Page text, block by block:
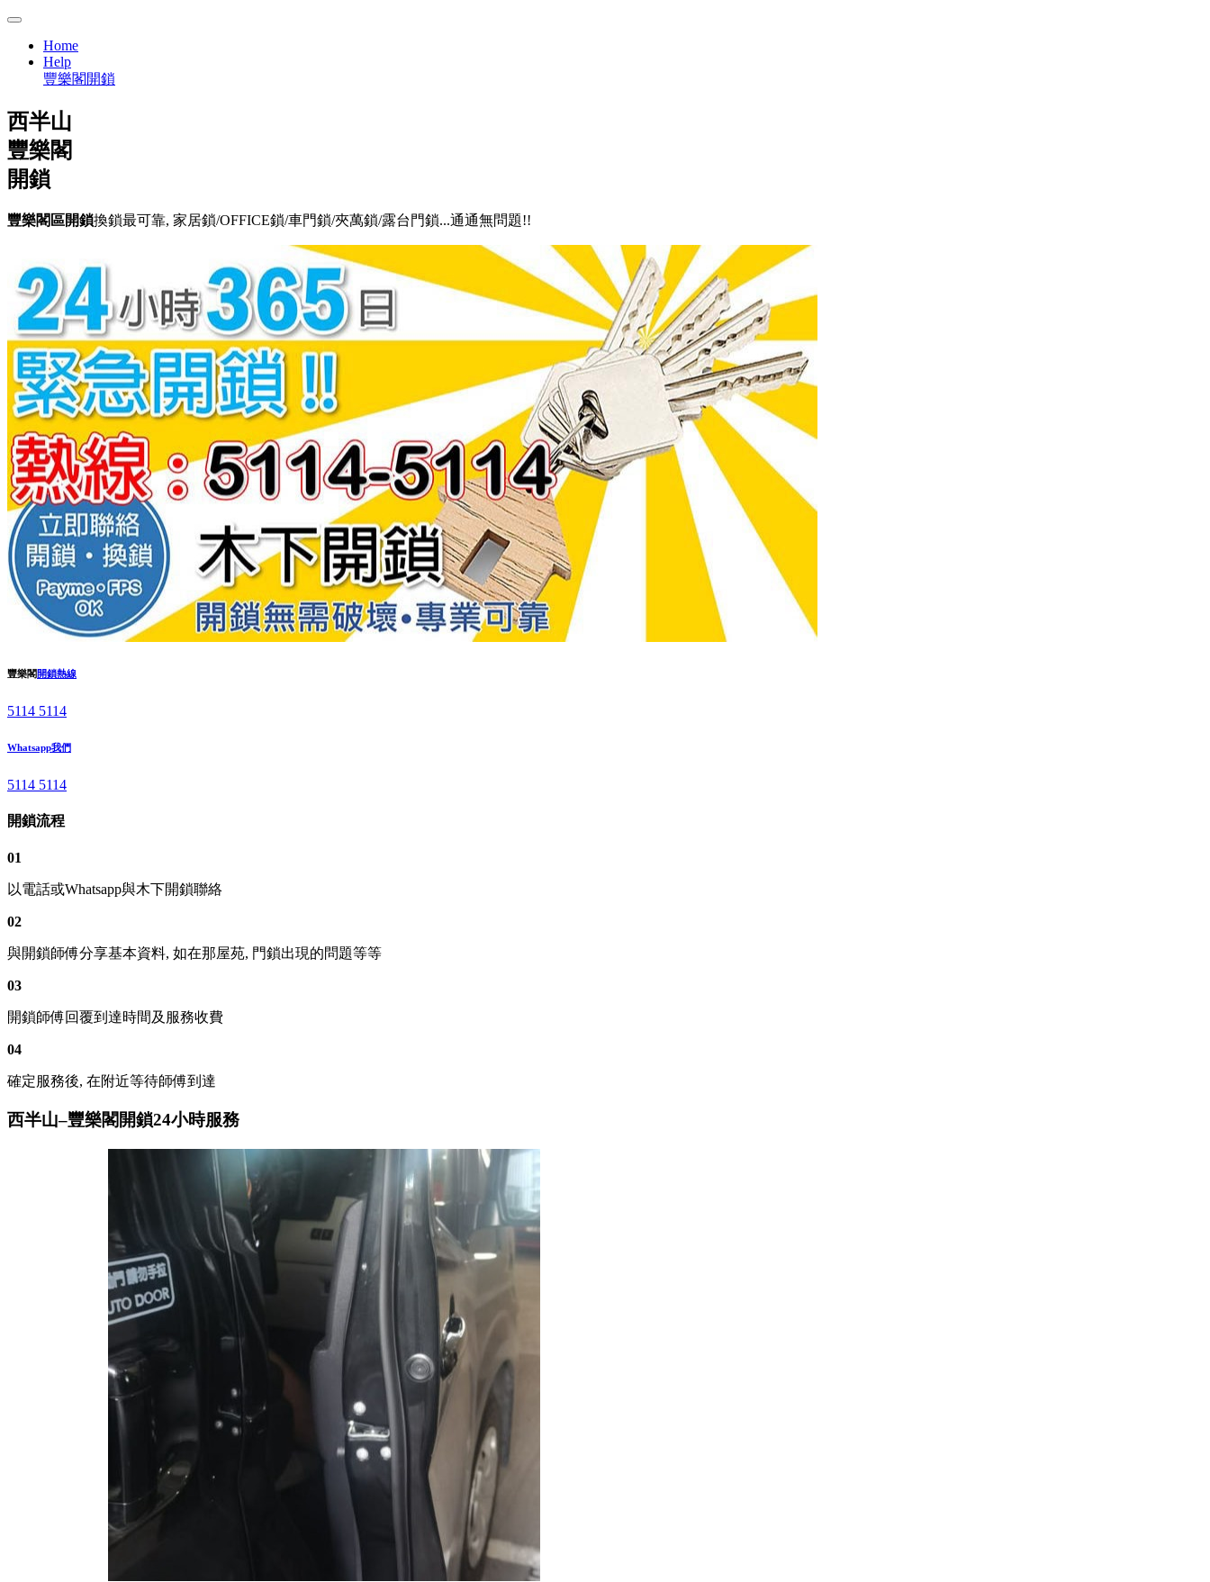
Home
Help
豐樂閣開鎖
西半山
豐樂閣
開鎖
豐樂閣區開鎖換鎖最可靠, 家居鎖/OFFICE鎖/車門鎖/夾萬鎖/露台門鎖...通通無問題!!
豐樂閣開鎖熱線
5114 5114
Whatsapp我們
5114 5114
開鎖流程
01
以電話或Whatsapp與木下開鎖聯絡
02
與開鎖師傅分享基本資料, 如在那屋苑, 門鎖出現的問題等等
03
開鎖師傅回覆到達時間及服務收費
04
確定服務後, 在附近等待師傅到達
西半山–豐樂閣開鎖24小時服務